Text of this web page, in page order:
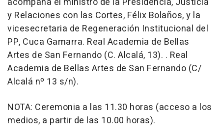
y Relaciones con las Cortes, Félix Bolaños, y la
vicesecretaria de Regeneración Institucional del
PP, Cuca Gamarra. Real Academia de Bellas
Artes de San Fernando (C. Alcalá, 13). . Real
Academia de Bellas Artes de San Fernando (C/
Alcalá nº 13 s/n).
NOTA: Ceremonia a las 11.30 horas (acceso a los
medios, a partir de las 10.00 horas).